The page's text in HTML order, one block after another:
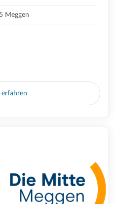
Meggen
erfahren